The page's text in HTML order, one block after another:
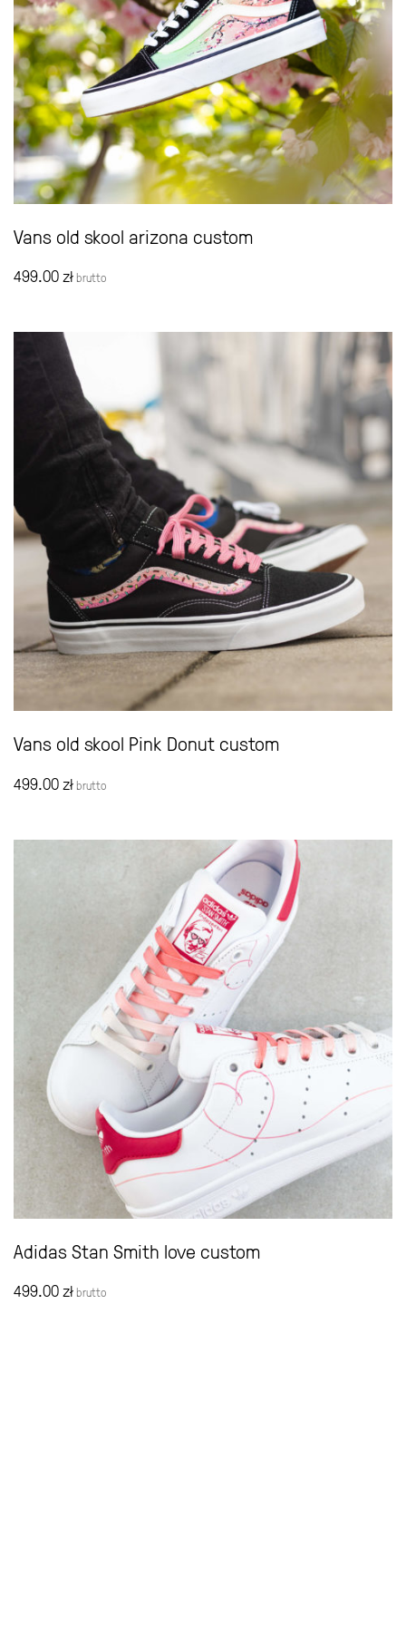
Vans old skool arizona custom
499.00zł brutto
Vans old skool Pink Donut custom
499.00zł brutto
Adidas Stan Smith love custom
499.00zł brutto